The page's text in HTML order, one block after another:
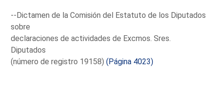
--Dictamen de la Comisión del Estatuto de los Diputados
sobre
declaraciones de actividades de Excmos. Sres.
Diputados
(número de registro 19158)(Página 4023)